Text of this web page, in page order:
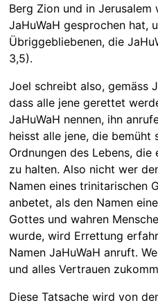
Berg Zion und in
JaHuWaH gesprochen hat,
Übriggebliebenen, die
3,5).
Joel schreibt also, gemäss
dass alle jene gerettet
JaHuWaH nennen, ihn
heisst alle jene, die bemüht
Ordnungen des Lebens,
zu halten. Also nicht wer
Namen eines trinitarischen
anbetet, als den Namen
Gottes und wahren
wurde, wird Errettung
Namen JaHuWaH anruft.
und alles Vertrauen
Diese Tatsache wird von